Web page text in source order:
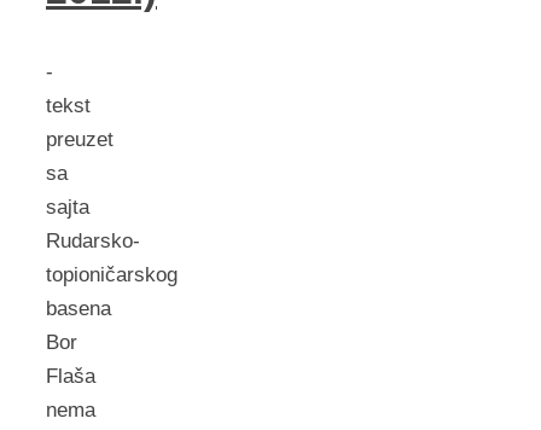
-
tekst
preuzet
sa
sajta
Rudarsko-
topioničarskog
basena
Bor
Flaša
nema